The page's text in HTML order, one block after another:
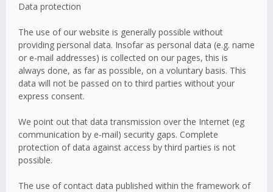
Data protection
The use of our website is generally possible without
providing personal data. Insofar as personal data (e.g. name
or e-mail addresses) is collected on our pages, this is
always done, as far as possible, on a voluntary basis. This
data will not be passed on to third parties without your
express consent.
We point out that data transmission over the Internet (eg
communication by e-mail) security gaps. Complete
protection of data against access by third parties is not
possible.
The use of contact data published within the framework of